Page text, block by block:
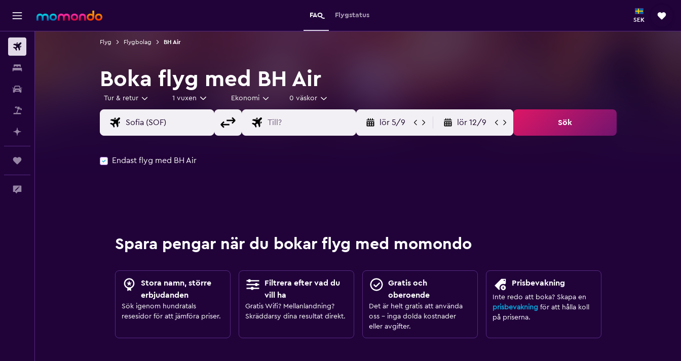
FAQ Flygstatus
SEK
Flyg Flygbolag BH Air
Boka flyg med BH Air
Tur & retur 1 vuxen Ekonomi 0 väskor
lör 5/9 lör 12/9 Sök
Endast flyg med BH Air
Spara pengar när du bokar flyg med momondo
Stora namn, större
erbjudanden
Sök igenom hundratals
resesidor för att jämföra priser.
Filtrera efter vad du
vill ha
Gratis Wifi? Mellanlandning?
Skräddarsy dina resultat direkt.
Gratis och
oberoende
Det är helt gratis att använda
oss – inga dolda kostnader
eller avgifter.
Prisbevakning
Inte redo att boka? Skapa en
prisbevakningför att hålla koll
på priserna.